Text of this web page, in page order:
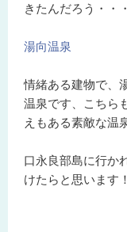
きたんだろう・・
湯向温泉
情緒ある建物で、
温泉です、こちら
えもある素敵な温
口永良部島に行か
けたらと思います！